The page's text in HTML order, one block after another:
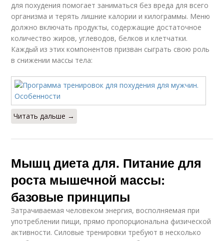
для похудения помогает заниматься без вреда для всего
организма и терять лишние калории и килограммы. Меню
должно включать продукты, содержащие достаточное
количество жиров, углеводов, белков и клетчатки.
Каждый из этих компонентов призван сыграть свою роль
в снижении массы тела:
Читать дальше →
Мышц диета для. Питание для
роста мышечной массы:
базовые принципы
Затрачиваемая человеком энергия, восполняемая при
употреблении пищи, прямо пропорциональна физической
активности. Силовые тренировки требуют в несколько